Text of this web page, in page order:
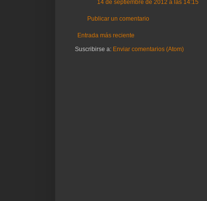
14 de septiembre de 2012 a las 14:15
Publicar un comentario
Entrada más reciente
Suscribirse a: Enviar comentarios (Atom)